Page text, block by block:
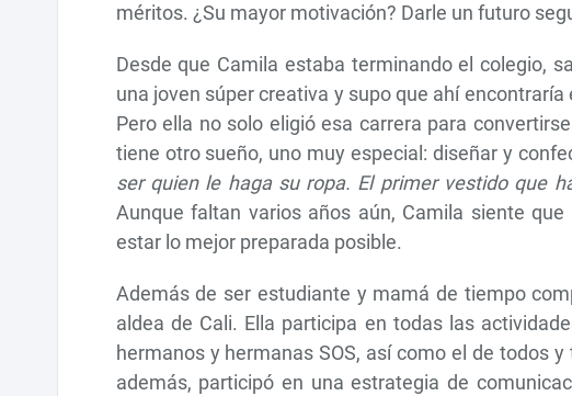
méritos. ¿Su mayor motivación? Darle un futuro
Desde que Camila estaba terminando el colegio,
una joven súper creativa y supo que ahí
Pero ella no solo eligió esa carrera para
tiene otro sueño, uno muy especial: diseñar y
ser quien le haga su ropa. El primer vestido que
Aunque faltan varios años aún, Camila siente
estar lo mejor preparada posible.
Además de ser estudiante y mamá de tiempo
aldea de Cali. Ella participa en todas las
hermanos y hermanas SOS, así como el de todos
además, participó en una estrategia de